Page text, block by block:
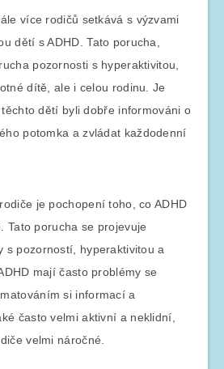
více rodičů setkává s výzvami
dětí s ADHD. Tato porucha,
pozornosti s hyperaktivitou,
dítě, ale i celou rodinu. Je
dětí byli dobře informováni o
potomka a zvládat každodenní
je pochopení toho, co ADHD
Tato porucha se projevuje
s pozorností, hyperaktivitou a
mají často problémy se
si informací a
často velmi aktivní a neklidní,
velmi náročné.